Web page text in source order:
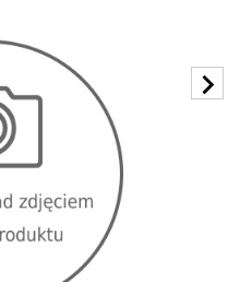
chevron_right